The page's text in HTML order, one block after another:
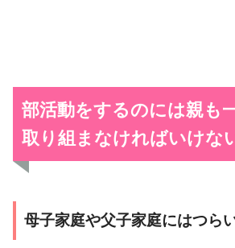
部活動をするのには親も
取り組まなければいけな
母子家庭や父子家庭にはつら